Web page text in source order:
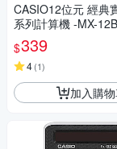
CASIO12位元 經典
系列計算機 -MX-12B
$339
4(1)
加入購